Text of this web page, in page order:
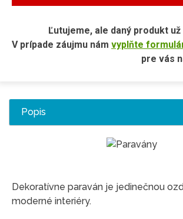
Ľutujeme, ale daný produkt
V prípade záujmu nám vyplňte
pre vás
Popis
Dekoratívne paraván je jedinečnou
moderné interiéry.